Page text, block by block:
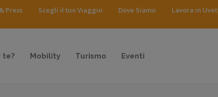
Press Scegli il tuo Viaggio Dove Siamo Lavora in Uvet
te? Mobility Turismo Eventi